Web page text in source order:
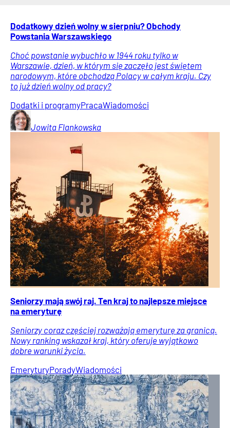
Dodatkowy dzień wolny w sierpniu? Obchody
Powstania Warszawskiego
Choć powstanie wybuchło w 1944 roku tylko w
Warszawie, dzień, w którym się zaczęło jest świętem
narodowym, które obchodzą Polacy w całym kraju. Czy
to już dzień wolny od pracy?
Dodatki i programyPracaWiadomości
Jowita Flankowska
Seniorzy mają swój raj. Ten kraj to najlepsze miejsce
na emeryturę
Seniorzy coraz częściej rozważają emeryturę za granicą.
Nowy ranking wskazał kraj, który oferuje wyjątkowo
dobre warunki życia.
EmeryturyPoradyWiadomości